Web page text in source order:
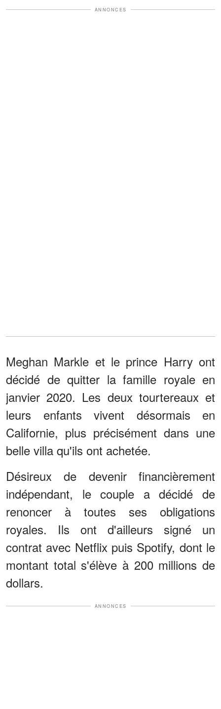
ANNONCES
Meghan Markle et le prince Harry ont
décidé de quitter la famille royale en
janvier 2020. Les deux tourtereaux et
leurs enfants vivent désormais en
Californie, plus précisément dans une
belle villa qu'ils ont achetée.
Désireux de devenir financièrement
indépendant, le couple a décidé de
renoncer à toutes ses obligations
royales. Ils ont d'ailleurs signé un
contrat avec Netflix puis Spotify, dont le
montant total s'élève à 200 millions de
dollars.
ANNONCES